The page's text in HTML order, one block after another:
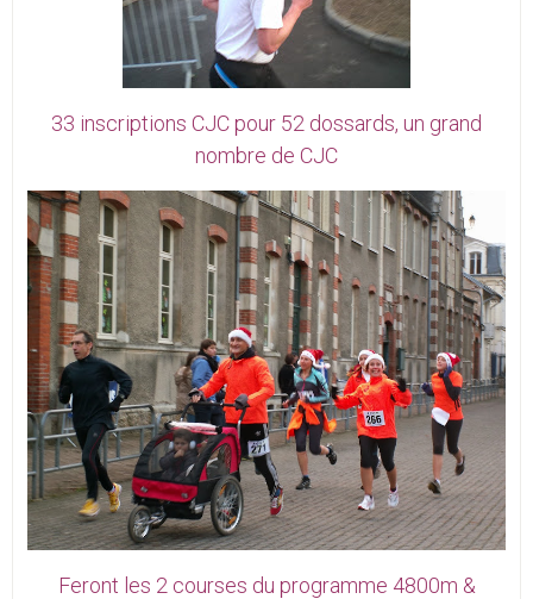
33 inscriptions CJC pour 52 dossards, un grand
nombre de CJC
Feront les 2 courses du programme 4800m &